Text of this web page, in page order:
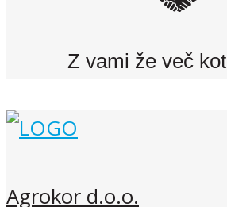
Z vami že več kot
Agrokor d.o.o.